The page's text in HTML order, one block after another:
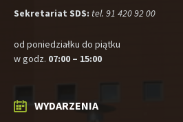
Sekretariat SDS: tel. 91 420 92 00
od poniedziałku do piątku
w godz. 07:00 – 15:00
WYDARZENIA